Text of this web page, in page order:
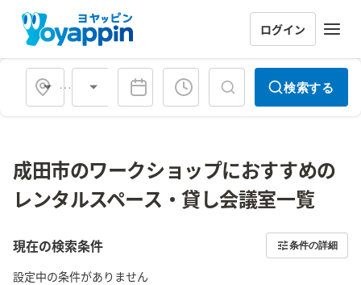
ログイン
会場タイプ 検索する
成田市のワークショップにおすすめの
レンタルスペース・貸し会議室一覧
現在の検索条件 条件の詳細
設定中の条件がありません